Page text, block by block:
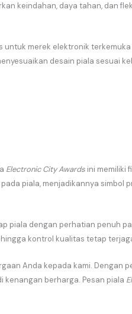
keindahan, daya tahan, dan
merek elektronik
desain piala sesuai
Electronic City Awards ini memiliki
piala, menjadikannya
piala dengan perhatian penuh
kontrol kualitas tetap
Anda kepada kami. Dengan
kenangan berharga. Pesan piala